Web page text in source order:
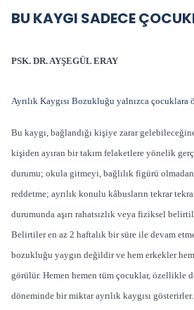
BU KAYGI SADECE
PSK. DR. AYŞEGÜL ERAY
Ayrılık Kaygısı Bozukluğu yalnızca çocuklara
Bu kaygı, bağlandığı kişiye zarar
kişiden ayıran bir takım felaketlere yönelik
durumu; okula gitmeyi, bağlılık figürü
reddetme; ayrılık konulu kâbusların tekrar
durumunda aşırı rahatsızlık veya fiziksel
Belirtiler en az 2 haftalık bir süre ile devam
bozukluğu yaygın değildir ve hem erkekler
görülür. Hemen hemen tüm çocuklar, özellikle
döneminde bir miktar ayrılık kaygısı